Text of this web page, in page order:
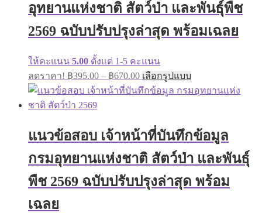
be
chosen
on
the
อุทยานแห่งชาติ สัตว์ป่า และพันธุ์พืช
2569 ฉบับปรับปรุงล่าสุด พร้อมเฉลย
ให้คะแนน 5.00 ตั้งแต่ 1-5 คะแนน
ลดราคา! ฿395.00 – ฿670.00Price
range:
฿395.00
เลือกรูปแบบ
product
has
options
be
chosen
on
the
แนวข้อสอบ เจ้าหน้าที่บันทึกข้อมูล
กรมอุทยานแห่งชาติ สัตว์ป่า และพันธุ์
พืช 2569 ฉบับปรับปรุงล่าสุด พร้อม
เฉลย